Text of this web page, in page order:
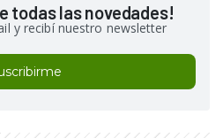
todas las novedades!
y recibí nuestro newsletter